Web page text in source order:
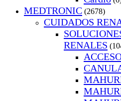
MEDTRONIC (2678)
CUIDADOS
RENALES